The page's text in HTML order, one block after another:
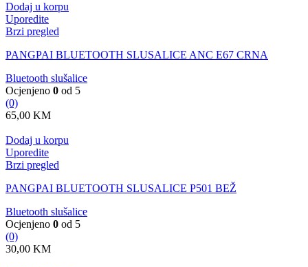
Dodaj u korpu
Uporedite
Brzi pregled
PANGPAI BLUETOOTH SLUSALICE ANC E67 CRNA
Bluetooth slušalice
Ocjenjeno 0 od 5
(0)
65,00 KM
Dodaj u korpu
Uporedite
Brzi pregled
PANGPAI BLUETOOTH SLUSALICE P501 BEŽ
Bluetooth slušalice
Ocjenjeno 0 od 5
(0)
30,00 KM